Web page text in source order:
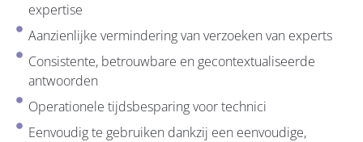
expertise
Aanzienlijke vermindering van verzoeken van experts
Consistente, betrouwbare en gecontextualiseerde
antwoorden
Operationele tijdsbesparing voor technici
Eenvoudig te gebruiken dankzij een eenvoudige,